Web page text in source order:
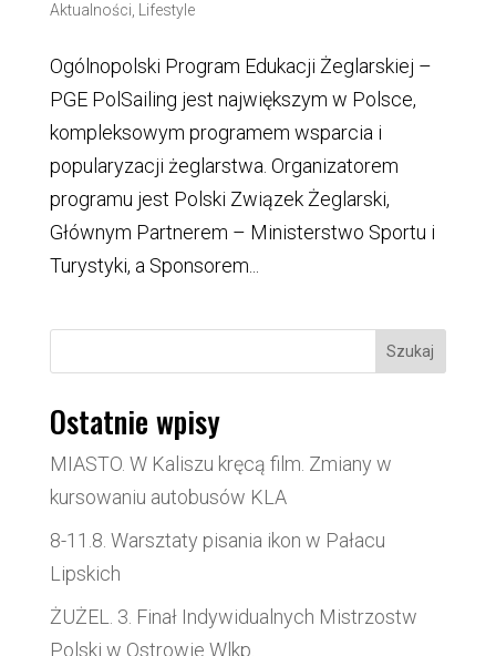
Aktualności, Lifestyle
Ogólnopolski Program Edukacji Żeglarskiej –
PGE PolSailing jest największym w Polsce,
kompleksowym programem wsparcia i
popularyzacji żeglarstwa. Organizatorem
programu jest Polski Związek Żeglarski,
Głównym Partnerem – Ministerstwo Sportu i
Turystyki, a Sponsorem...
Szukaj
Ostatnie wpisy
MIASTO. W Kaliszu kręcą film. Zmiany w
kursowaniu autobusów KLA
8-11.8. Warsztaty pisania ikon w Pałacu
Lipskich
ŻUŻEL. 3. Finał Indywidualnych Mistrzostw
Polski w Ostrowie Wlkp.